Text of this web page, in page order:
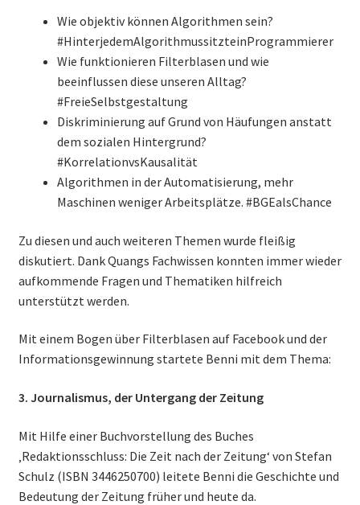
Wie objektiv können Algorithmen sein?
#HinterjedemAlgorithmussitzteinProgrammierer
Wie funktionieren Filterblasen und wie
beeinflussen diese unseren Alltag?
#FreieSelbstgestaltung
Diskriminierung auf Grund von Häufungen anstatt
dem sozialen Hintergrund?
#KorrelationvsKausalität
Algorithmen in der Automatisierung, mehr
Maschinen weniger Arbeitsplätze. #BGEalsChance
Zu diesen und auch weiteren Themen wurde fleißig
diskutiert. Dank Quangs Fachwissen konnten immer wieder
aufkommende Fragen und Thematiken hilfreich
unterstützt werden.
Mit einem Bogen über Filterblasen auf Facebook und der
Informationsgewinnung startete Benni mit dem Thema:
3. Journalismus, der Untergang der Zeitung
Mit Hilfe einer Buchvorstellung des Buches
‚Redaktionsschluss: Die Zeit nach der Zeitung‘ von Stefan
Schulz (ISBN 3446250700) leitete Benni die Geschichte und
Bedeutung der Zeitung früher und heute da.